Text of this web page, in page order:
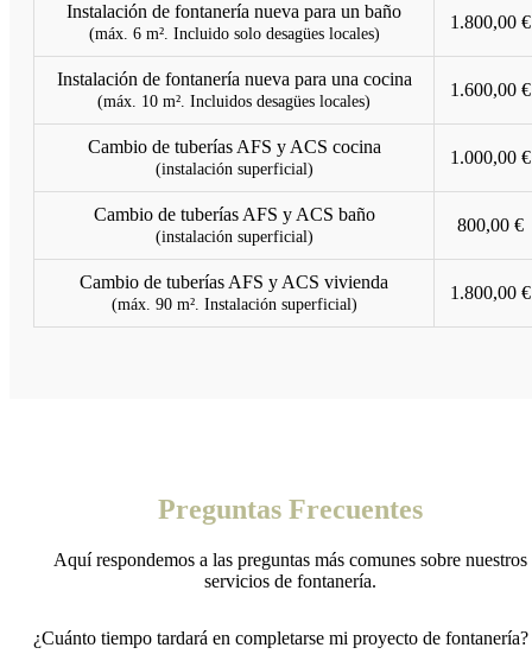
Instalación de fontanería nueva para un baño
(máx. 6 m². Incluido solo desagües locales)
1.800,00 €
Instalación de fontanería nueva para una cocina
(máx. 10 m². Incluidos desagües locales)
1.600,00 €
Cambio de tuberías AFS y ACS cocina
(instalación superficial)
1.000,00 €
Cambio de tuberías AFS y ACS baño
(instalación superficial)
800,00 €
Cambio de tuberías AFS y ACS vivienda
(máx. 90 m². Instalación superficial)
1.800,00 €
Preguntas Frecuentes
Aquí respondemos a las preguntas más comunes sobre nuestros
servicios de fontanería.
¿Cuánto tiempo tardará en completarse mi proyecto de fontanería?